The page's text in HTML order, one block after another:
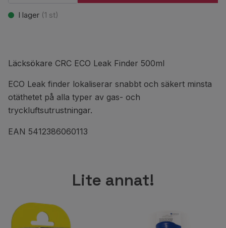
I lager (1 st)
Läcksökare CRC ECO Leak Finder 500ml
ECO Leak finder lokaliserar snabbt och säkert minsta
otäthetet på alla typer av gas- och
tryckluftsutrustningar.
EAN 5412386060113
Lite annat!